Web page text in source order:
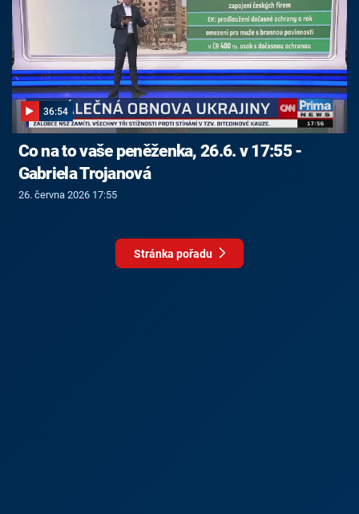
36:54
Co na to vaše peněženka, 26.6. v 17:55 -
Gabriela Trojanová
26. června 2026 17:55
Stránka pořadu